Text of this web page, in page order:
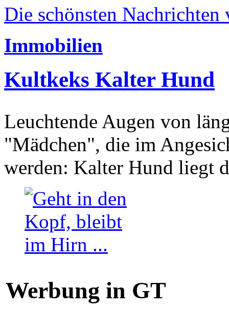
Die schönsten Nachrichten
Immobilien
Kultkeks Kalter Hund
Leuchtende Augen von
"Mädchen", die im
werden: Kalter Hund liegt
Werbung in GT